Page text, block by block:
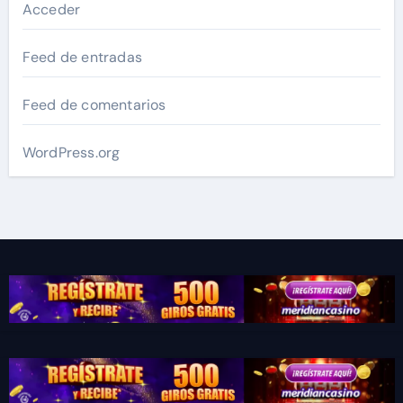
Acceder
Feed de entradas
Feed de comentarios
WordPress.org